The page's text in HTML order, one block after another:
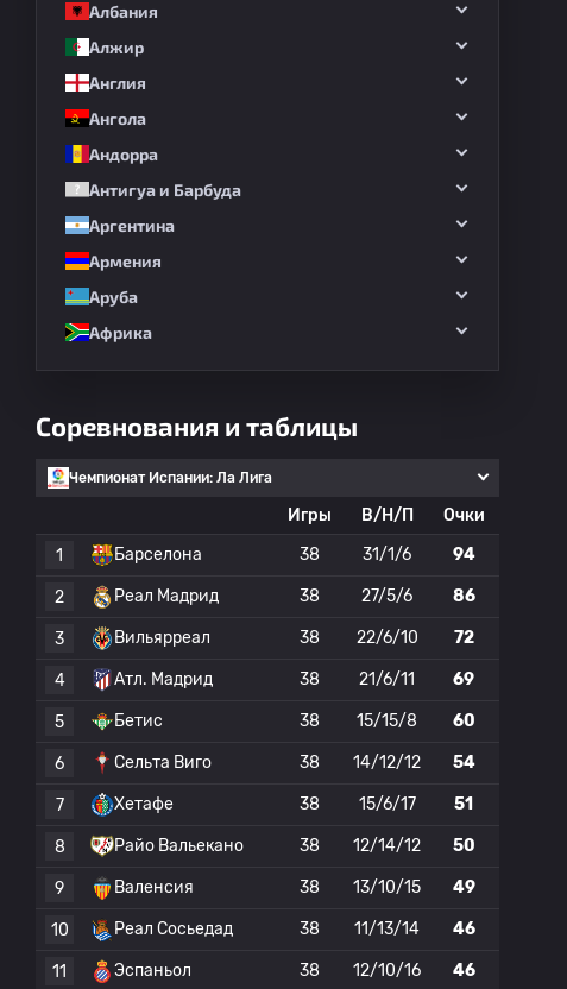
Албания
Алжир
Англия
Ангола
Андорра
Антигуа и Барбуда
Аргентина
Армения
Аруба
Африка
Соревнования и таблицы
Чемпионат Испании: Ла Лига
Игры В/Н/П
Очки
1
Барселона 38 31/1/6 94
2 Реал Мадрид 38 27/5/6 86
3 Вильярреал 38 22/6/10 72
4 Атл. Мадрид 38 21/6/11 69
5 Бетис 38 15/15/8 60
6 Сельта Виго 38 14/12/12 54
7 Хетафе 38 15/6/17 51
8 Райо Вальекано 38 12/14/12 50
9 Валенсия 38 13/10/15 49
10 Реал Сосьедад 38 11/13/14 46
11 Эспаньол 38 12/10/16 46